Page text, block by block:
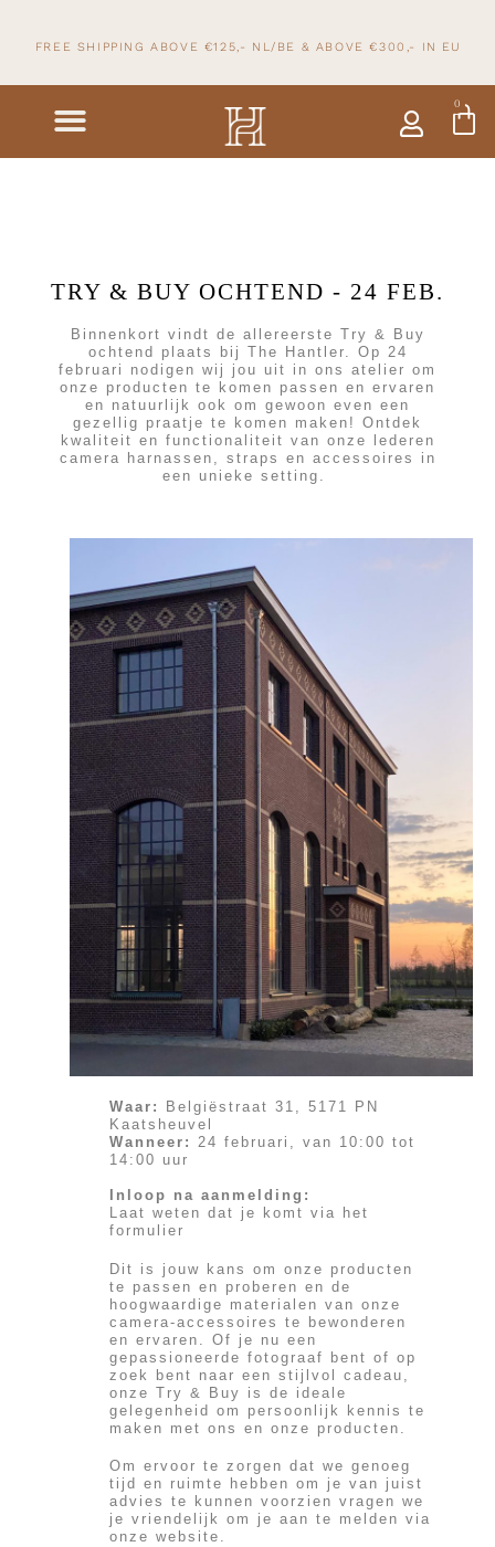
FREE SHIPPING ABOVE €125,- NL/BE & ABOVE €300,- IN EU
0
TRY & BUY OCHTEND - 24 FEB.
Binnenkort vindt de allereerste Try & Buy
ochtend plaats bij The Hantler. Op 24
februari nodigen wij jou uit in ons atelier om
onze producten te komen passen en ervaren
en natuurlijk ook om gewoon even een
gezellig praatje te komen maken! Ontdek
kwaliteit en functionaliteit van onze lederen
camera harnassen, straps en accessoires in
een unieke setting.
Waar:
Belgiëstraat 31, 5171 PN
Kaatsheuvel
Wanneer: 24 februari, van 10:00 tot
14:00 uur
Inloop na aanmelding:
Laat weten dat je komt via het
formulier
Dit is jouw kans om onze producten
te passen en proberen en de
hoogwaardige materialen van onze
camera-accessoires te bewonderen
en ervaren. Of je nu een
gepassioneerde fotograaf bent of op
zoek bent naar een stijlvol cadeau,
onze Try & Buy is de ideale
gelegenheid om persoonlijk kennis te
maken met ons en onze producten.
Om ervoor te zorgen dat we genoeg
tijd en ruimte hebben om je van juist
advies te kunnen voorzien vragen we
je vriendelijk om je aan te melden via
onze website.